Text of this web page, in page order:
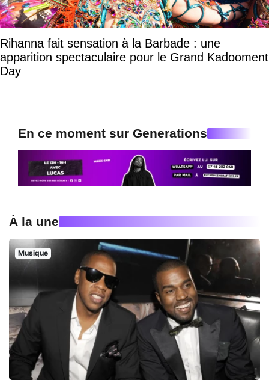
Rihanna fait sensation à la Barbade : une
apparition spectaculaire pour le Grand Kadooment
Day
En ce moment sur Generations
À la une
Musique